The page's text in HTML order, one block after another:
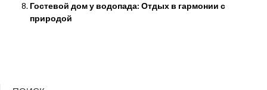
Гостевой дом у водопада: Отдых в гармонии с
природой